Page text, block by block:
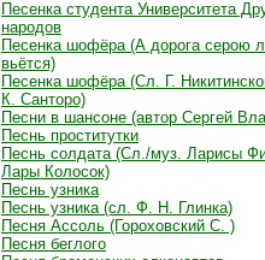
Песенка студента Университета
народов
Песенка шофёра (А дорога серою
вьётся)
Песенка шофёра (Сл. Г.
К. Санторо)
Песни в шансоне (автор Сергей
Песнь проститутки
Песнь солдата (Сл./муз. Ларисы
Лары Колосок)
Песнь узника
Песнь узника (сл. Ф. Н. Глинка)
Песня Ассоль (Гороховский С. )
Песня беглого